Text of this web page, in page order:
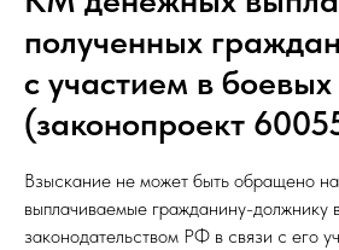
полученных
с участием в боевых
(законопроект
Взыскание не может быть обращено
выплачиваемые гражданину-должнику
законодательством РФ в связи с его